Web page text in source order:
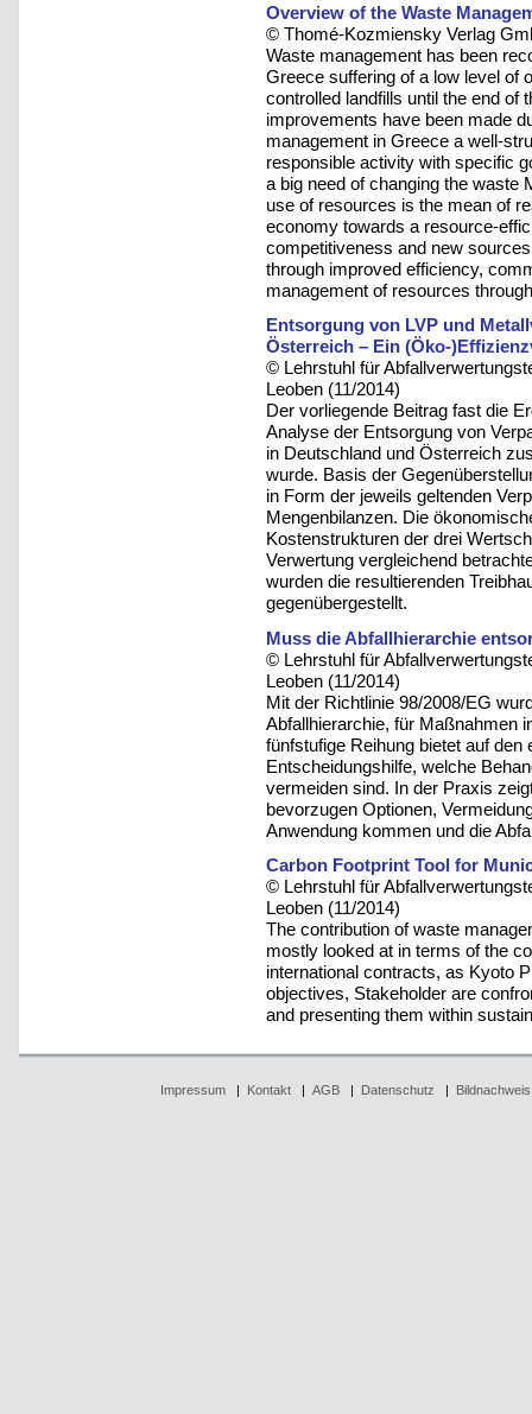
Overview of the Waste
© Thomé-Kozmiensky Verlag
Waste management has been
Greece suffering of a low level of
controlled landfills until the end of
improvements have been made
management in Greece a well-
responsible activity with specific
a big need of changing the waste
use of resources is the mean of
economy towards a resource-
competitiveness and new
through improved efficiency,
management of resources
Entsorgung von LVP und
Österreich – Ein (Öko-
© Lehrstuhl für
Leoben (11/2014)
Der vorliegende Beitrag fast die
Analyse der Entsorgung von
in Deutschland und Österreich
wurde. Basis der
in Form der jeweils geltenden
Mengenbilanzen. Die
Kostenstrukturen der drei
Verwertung vergleichend
wurden die resultierenden
gegenübergestellt.
Muss die Abfallhierarchie
© Lehrstuhl für
Leoben (11/2014)
Mit der Richtlinie 98/2008/EG
Abfallhierarchie, für Maßnahmen
fünfstufige Reihung bietet auf
Entscheidungshilfe, welche
vermeiden sind. In der Praxis
bevorzugen Optionen,
Anwendung kommen und die
Carbon Footprint Tool for
© Lehrstuhl für
Leoben (11/2014)
The contribution of waste
mostly looked at in terms of the
international contracts, as Kyoto
objectives, Stakeholder are
and presenting them within
Impressum| Kontakt| AGB| Datenschutz Bildnachweis